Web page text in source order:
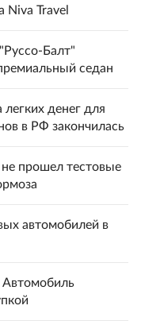
Niva Travel
Балт"
седан
денег для
в РФ закончилась
прошел тестовые
автомобилей в
Автомобиль